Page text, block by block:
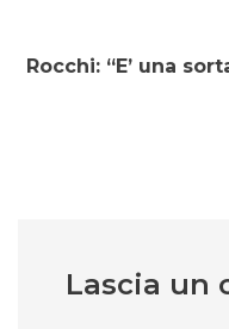
Rocchi: “E’ una
Lascia un